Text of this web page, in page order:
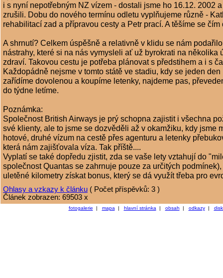
i s nyní nepotřebným NZ vízem - dostali jsme ho 16.12. 2002
zrušili. Dobu do nového termínu odletu vyplňujeme různě -
rehabilitací zad a přípravou cesty a Petr prací. A těšíme se čím
A shrnutí? Celkem úspěšně a relativně v klidu se nám
nástrahy, které si na nás vymysleli ať už byrokrati na několika
zdraví. Takovou cestu je potřeba plánovat s předstihem a i s
Každopádně nejsme v tomto státě ve stadiu, kdy se jeden
zařídíme dovolenou a koupíme letenky, najdeme pas,
do týdne letíme.
Poznámka:
Společnost British Airways je prý schopna zajistit i všechna
své klienty, ale to jsme se dozvěděli až v okamžiku, kdy jsme
hotové, druhé vízum na cestě přes agenturu a letenky
která nám zajišťovala víza. Tak příště....
Vyplatí se také dopředu zjistit, zda se vaše lety vztahují do
společnost Quantas se zahrnuje pouze za určitých
uletěné kilometry získat bonus, který se dá využít třeba pro
Ohlasy a vzkazy k článku ( Počet příspěvků: 3 )
Článek zobrazen: 69503 x
fotogalerie | mapa | hlavní stránka | obsah | odkazy|